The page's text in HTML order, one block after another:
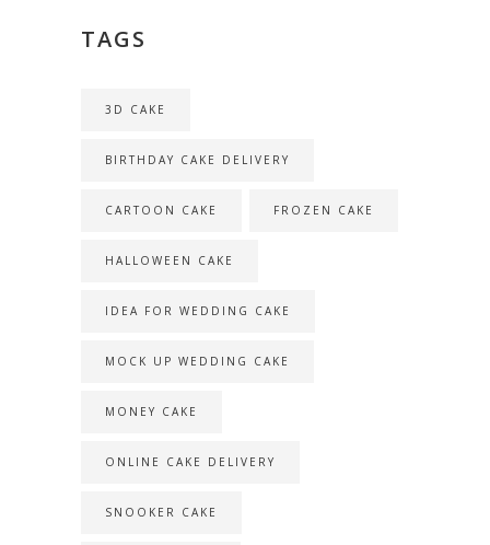
TAGS
3D CAKE
BIRTHDAY CAKE DELIVERY
CARTOON CAKE FROZEN CAKE
HALLOWEEN CAKE
IDEA FOR WEDDING CAKE
MOCK UP WEDDING CAKE
MONEY CAKE
ONLINE CAKE DELIVERY
SNOOKER CAKE